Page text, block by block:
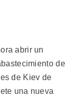
abrir un
de
de Kiev de
una nueva